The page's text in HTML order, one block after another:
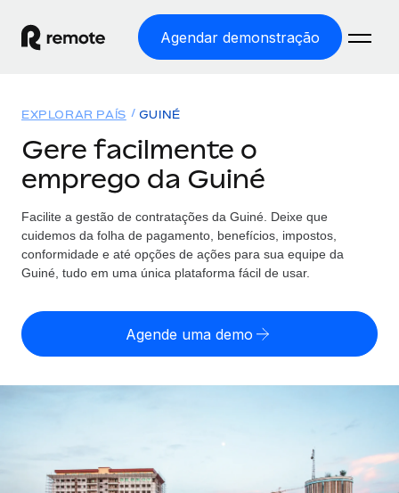
Agendar demonstração
EMPREGO GLOBAL
Processamento Salarial
Processamento salarial fácil e em conformidade
Employer of Record
entidades
Perguntar a um especialista
Soluções
COBERTURA GLOBAL
Explorador de países
Encontra apoio para emprego global por país
Comparar a Remote
Veja como nos comparamos com os outros
Integre os RH globais na sua plataforma de forma
Preçário
English
Deutsch
Início de sessão
EXPLORAR PAÍS GUINÉ
Gere facilmente o
emprego da Guiné
Facilite a gestão de contratações da Guiné. Deixe que
cuidemos da folha de pagamento, benefícios, impostos,
conformidade e até opções de ações para sua equipe da
Guiné, tudo em uma única plataforma fácil de usar.
Agende uma demo